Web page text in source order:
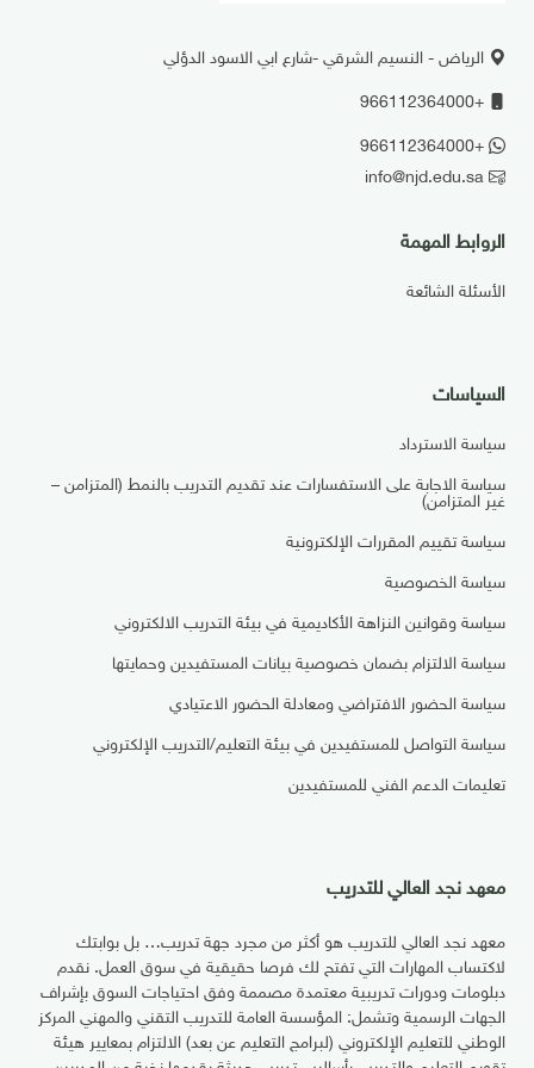
الرياض - النسيم الشرقي -شارع ابي الاسود الدؤلي
+966112364000
+966112364000
info@njd.edu.sa
الروابط المهمة
الأسئلة الشائعة
السياسات
سياسة الاسترداد
سياسة الاجابة على الاستفسارات عند تقديم التدريب بالنمط (المتزامن –
غير المتزامن)
سياسة تقييم المقررات الإلكترونية
سياسة الخصوصية
سياسة وقوانين النزاهة الأكاديمية في بيئة التدريب الالكتروني
سياسة الالتزام بضمان خصوصية بيانات المستفيدين وحمايتها
سياسة الحضور الافتراضي ومعادلة الحضور الاعتيادي
سياسة التواصل للمستفيدين في بيئة التعليم/التدريب الإلكتروني
تعليمات الدعم الفني للمستفيدين
معهد نجد العالي للتدريب
معهد نجد العالي للتدريب هو أكثر من مجرد جهة تدريب… بل بوابتك
لاكتساب المهارات التي تفتح لك فرصا حقيقية في سوق العمل. نقدم
دبلومات ودورات تدريبية معتمدة مصممة وفق احتياجات السوق بإشراف
الجهات الرسمية وتشمل: المؤسسة العامة للتدريب التقني والمهني المركز
الوطني للتعليم الإلكتروني (لبرامج التعليم عن بعد) الالتزام بمعايير هيئة